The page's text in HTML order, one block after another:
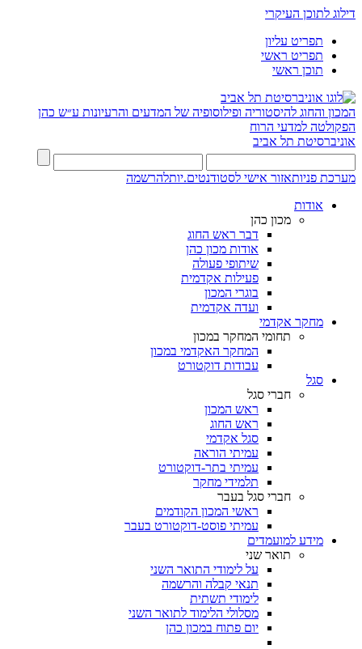
דילוג לתוכן העיקרי
תפריט עליון
תפריט ראשי
תוכן ראשי
המכון והחוג להיסטוריה ופילוסופיה של המדעים והרעיונות ע״ש כהן
הפקולטה למדעי הרוח
אוניברסיטת תל אביב
מערכת פניותאזור אישי לסטודנטים.יותלהרשמה
אודות
מכון כהן
דבר ראש החוג
אודות מכון כהן
שיתופי פעולה
פעילות אקדמית
בוגרי המכון
ועדה אקדמית
מחקר אקדמי
תחומי המחקר במכון
המחקר האקדמי במכון
עבודות דוקטורט
סגל
חברי סגל
ראש המכון
ראש החוג
סגל אקדמי
עמיתי הוראה
עמיתי בתר-דוקטורט
תלמידי מחקר
חברי סגל בעבר
ראשי המכון הקודמים
עמיתי פוסט-דוקטורט בעבר
מידע למועמדים
תואר שני
על לימודי התואר השני
תנאי קבלה והרשמה
לימודי תשתית
מסלולי הלימוד לתואר השני
יום פתוח במכון כהן